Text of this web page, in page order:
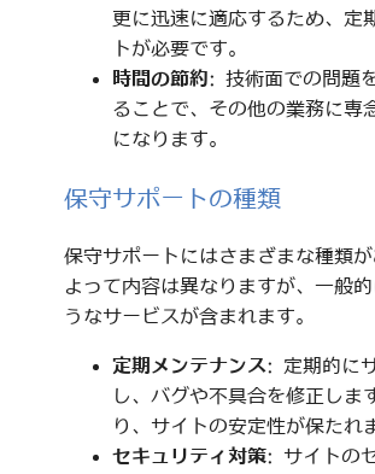
更に迅速に適応するため、定
トが必要です。
時間の節約: 技術面での問題
ることで、その他の業務に専
になります。
保守サポートの種類
保守サポートにはさまざまな種類
よって内容は異なりますが、一般
うなサービスが含まれます。
定期メンテナンス: 定期的に
し、バグや不具合を修正しま
り、サイトの安定性が保たれ
セキュリティ対策: サイトの